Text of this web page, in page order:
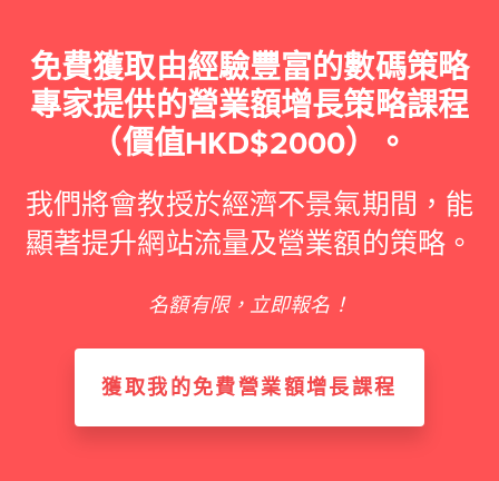
免費獲取由經驗豐富的數碼策略
專家提供的營業額增長策略課程
（價值HKD$2000）。
我們將會教授於經濟不景氣期間，能
顯著提升網站流量及營業額的策略。
名額有限，立即報名！
獲取我的免費營業額增長課程